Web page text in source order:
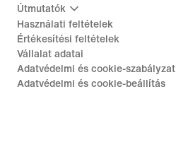
Útmutatók
Használati feltételek
Értékesítési feltételek
Vállalat adatai
Adatvédelmi és cookie-szabályzat
Adatvédelmi és cookie-beállítás